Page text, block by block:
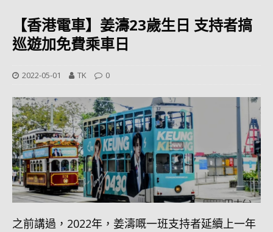
【香港電車】姜濤23歲生日 支持者搞
巡遊加免費乘車日
2022-05-01 TK 0
之前講過，2022年，姜濤嘅一班支持者延續上一年